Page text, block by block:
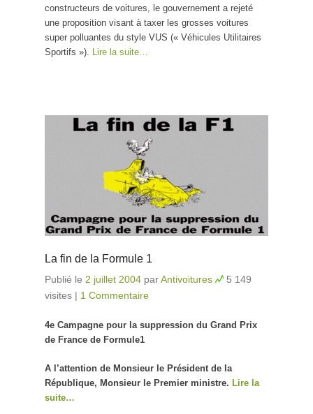
constructeurs de voitures, le gouvernement a rejeté
une proposition visant à taxer les grosses voitures
super polluantes du style VUS (« Véhicules Utilitaires
Sportifs »). Lire la suite…
La fin de la Formule 1
Publié le 2 juillet 2004 parAntivoitures
5 149
visites | 1 Commentaire
4e Campagne pour la suppression du Grand Prix
de France de Formule1
A l’attention de Monsieur le Président de la
République, Monsieur le Premier ministre. Lire la
suite…